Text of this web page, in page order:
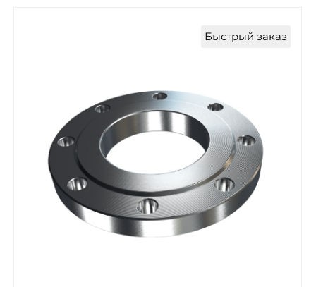
Быстрый заказ